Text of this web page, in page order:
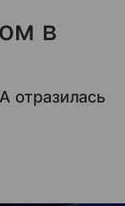
в
отразилась